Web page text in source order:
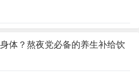
体？熬夜党必备的养生补给饮